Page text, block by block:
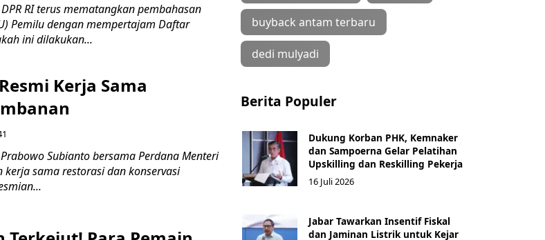
DPR RI terus mematangkan pembahasan
Pemilu dengan mempertajam Daftar
ini dilakukan...
Kerja Sama
Prabowo Subianto bersama Perdana Menteri
sama restorasi dan konservasi
buyback antam terbaru
dedi mulyadi
Berita Populer
Dukung Korban PHK, Kemnaker
dan Sampoerna Gelar Pelatihan
Upskilling dan Reskilling Pekerja
16 Juli 2026
Jabar Tawarkan Insentif Fiskal
dan Jaminan Listrik untuk Kejar